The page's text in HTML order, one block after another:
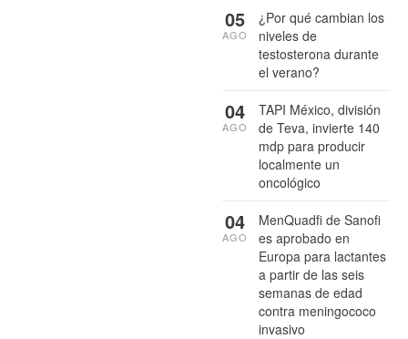
¿Por qué cambian los
niveles de
testosterona durante
el verano?
05
AGO
TAPI México, división
de Teva, invierte 140
mdp para producir
localmente un
oncológico
04
AGO
MenQuadfi de Sanofi
es aprobado en
Europa para lactantes
a partir de las seis
semanas de edad
contra meningococo
invasivo
04
AGO